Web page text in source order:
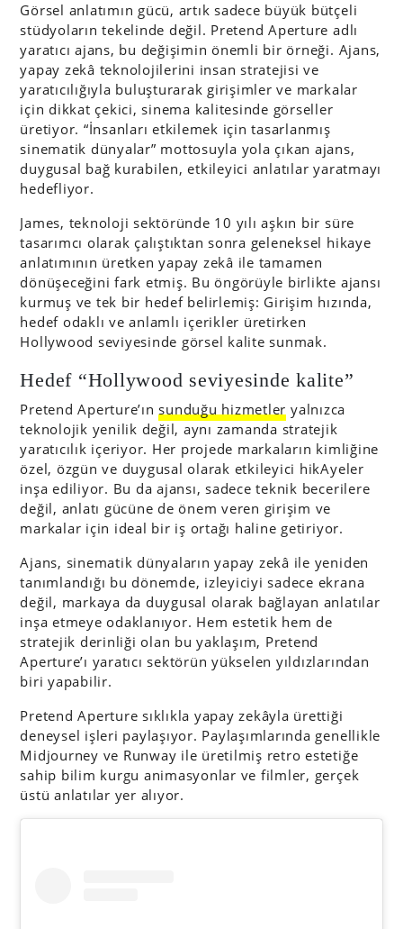
Görsel anlatımın gücü, artık sadece büyük bütçeli
stüdyoların tekelinde değil. Pretend Aperture adlı
yaratıcı ajans, bu değişimin önemli bir örneği. Ajans,
yapay zekâ teknolojilerini insan stratejisi ve
yaratıcılığıyla buluşturarak girişimler ve markalar
için dikkat çekici, sinema kalitesinde görseller
üretiyor. “İnsanları etkilemek için tasarlanmış
sinematik dünyalar” mottosuyla yola çıkan ajans,
duygusal bağ kurabilen, etkileyici anlatılar yaratmayı
hedefliyor.
James, teknoloji sektöründe 10 yılı aşkın bir süre
tasarımcı olarak çalıştıktan sonra geleneksel hikaye
anlatımının üretken yapay zekâ ile tamamen
dönüşeceğini fark etmiş. Bu öngörüyle birlikte ajansı
kurmuş ve tek bir hedef belirlemiş: Girişim hızında,
hedef odaklı ve anlamlı içerikler üretirken
Hollywood seviyesinde görsel kalite sunmak.
Hedef “Hollywood seviyesinde kalite”
Pretend Aperture’ınsunduğu hizmetler yalnızca
teknolojik yenilik değil, aynı zamanda stratejik
yaratıcılık içeriyor. Her projede markaların kimliğine
özel, özgün ve duygusal olarak etkileyici hikAyeler
inşa ediliyor. Bu da ajansı, sadece teknik becerilere
değil, anlatı gücüne de önem veren girişim ve
markalar için ideal bir iş ortağı haline getiriyor.
Ajans, sinematik dünyaların yapay zekâ ile yeniden
tanımlandığı bu dönemde, izleyiciyi sadece ekrana
değil, markaya da duygusal olarak bağlayan anlatılar
inşa etmeye odaklanıyor. Hem estetik hem de
stratejik derinliği olan bu yaklaşım, Pretend
Aperture’ı yaratıcı sektörün yükselen yıldızlarından
biri yapabilir.
Pretend Aperture sıklıkla yapay zekâyla ürettiği
deneysel işleri paylaşıyor. Paylaşımlarında genellikle
Midjourney ve Runway ile üretilmiş retro estetiğe
sahip bilim kurgu animasyonlar ve filmler, gerçek
üstü anlatılar yer alıyor.